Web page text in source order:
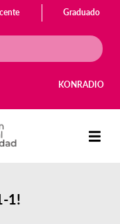
Graduado
KONRADIO
1!